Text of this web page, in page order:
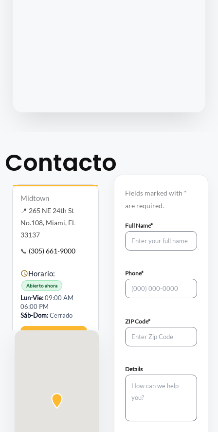
Contacto
Midtown
📍 265 NE 24th St
No.108, Miami, FL
33137
📞 (305) 661-9000
Horario:
Abierto ahora
Lun-Vie 09:00 AM -
06:00 PM
Sáb-Dom Cerrado
una
nueva
Fields marked with *
are required.
Full Name*(required)
Phone*(required)
ZIP Code*(required)
Details